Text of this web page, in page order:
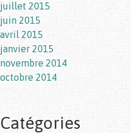
juillet 2015
juin 2015
avril 2015
janvier 2015
novembre 2014
octobre 2014
Catégories